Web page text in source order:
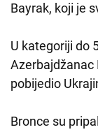
Bayrak, koji je
U kategoriji do
Azerbajdžanac
pobijedio
Bronce su